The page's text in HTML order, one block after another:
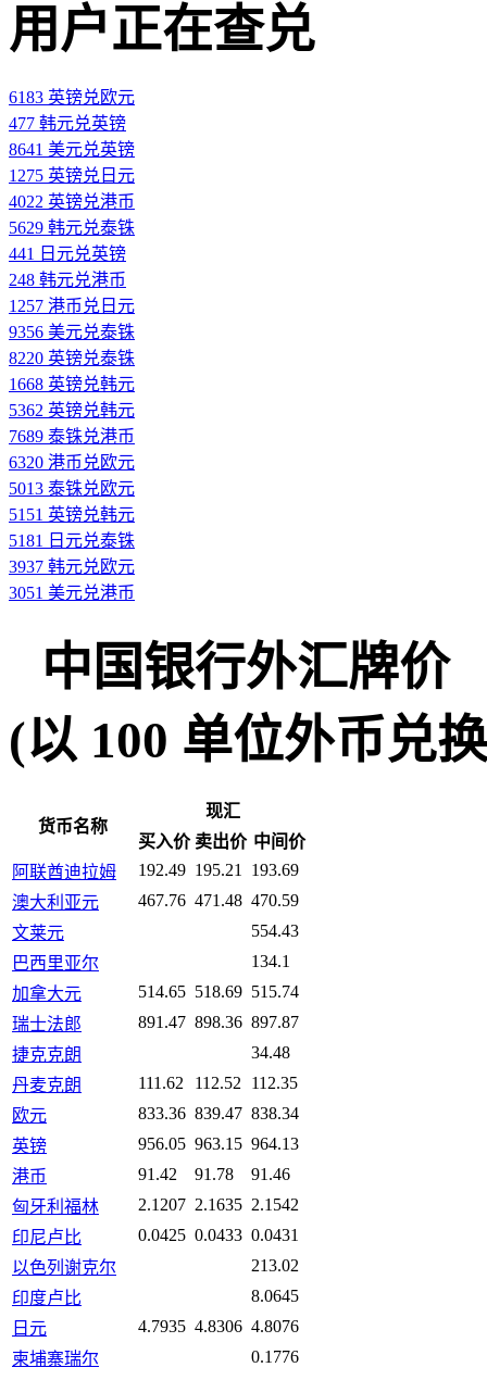
用户正在查兑
6183 英镑兑欧元
477 韩元兑英镑
8641 美元兑英镑
1275 英镑兑日元
4022 英镑兑港币
5629 韩元兑泰铢
441 日元兑英镑
248 韩元兑港币
1257 港币兑日元
9356 美元兑泰铢
8220 英镑兑泰铢
1668 英镑兑韩元
5362 英镑兑韩元
7689 泰铢兑港币
6320 港币兑欧元
5013 泰铢兑欧元
5151 英镑兑韩元
5181 日元兑泰铢
3937 韩元兑欧元
3051 美元兑港币
中国银行外汇牌价
(以 100 单位外币兑
货币名称
现汇
买入价 卖出价 中间价
阿联酋迪拉姆
192.49 195.21
193.69
澳大利亚元
467.76 471.48 470.59
文莱元
554.43
巴西里亚尔
134.1
加拿大元
514.65 518.69 515.74
瑞士法郎
891.47 898.36 897.87
捷克克朗
34.48
丹麦克朗
111.62 112.52
112.35
欧元
833.36 839.47 838.34
英镑
956.05 963.15 964.13
港币
91.42 91.78
91.46
匈牙利福林
2.1207 2.1635 2.1542
印尼卢比
0.0425 0.0433 0.0431
以色列谢克尔
213.02
印度卢比
8.0645
日元
4.7935 4.8306 4.8076
柬埔寨瑞尔
0.1776